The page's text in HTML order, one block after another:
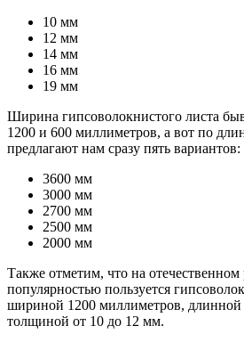
10 мм
12 мм
14 мм
16 мм
19 мм
Ширина гипсоволокнистого листа
1200 и 600 миллиметров, а вот по
предлагают нам сразу пять вариантов:
3600 мм
3000 мм
2700 мм
2500 мм
2000 мм
Также отметим, что на
популярностью пользуется
шириной 1200 миллиметров, длинной
толщиной от 10 до 12 мм.